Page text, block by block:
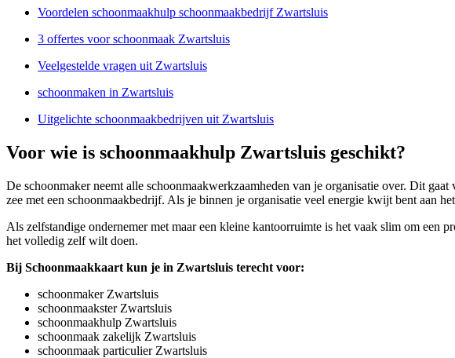
Voordelen schoonmaakhulp schoonmaakbedrijf Zwartsluis
3 offertes voor schoonmaak Zwartsluis
Veelgestelde vragen uit Zwartsluis
schoonmaken in Zwartsluis
Uitgelichte schoonmaakbedrijven uit Zwartsluis
Voor wie is schoonmaakhulp Zwartsluis geschikt?
De schoonmaker neemt alle schoonmaakwerkzaamheden van je organisatie over. Dit
zee met een schoonmaakbedrijf. Als je binnen je organisatie veel energie kwijt bent aan
Als zelfstandige ondernemer met maar een kleine kantoorruimte is het vaak slim om een
het volledig zelf wilt doen.
Bij Schoonmaakkaart kun je in Zwartsluis terecht voor:
schoonmaker Zwartsluis
schoonmaakster Zwartsluis
schoonmaakhulp Zwartsluis
schoonmaak zakelijk Zwartsluis
schoonmaak particulier Zwartsluis